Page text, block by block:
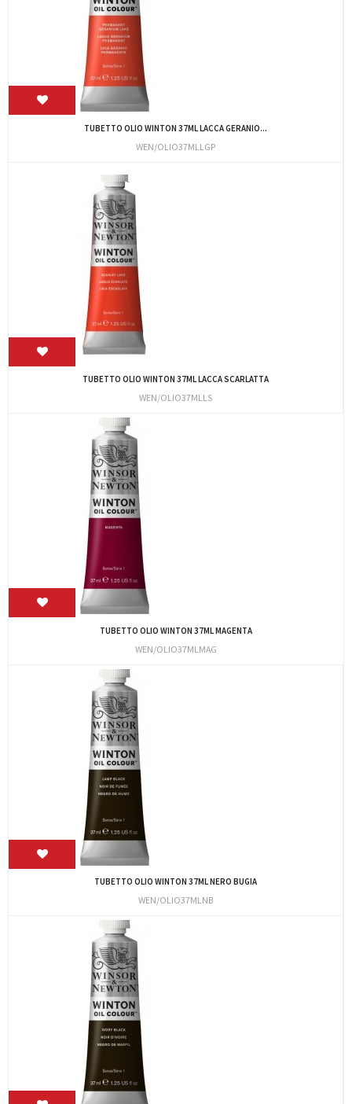
TUBETTO OLIO WINTON 37ML LACCA GERANIO...
WEN/OLIO37MLLGP
TUBETTO OLIO WINTON 37ML LACCA SCARLATTA
WEN/OLIO37MLLS
TUBETTO OLIO WINTON 37ML MAGENTA
WEN/OLIO37MLMAG
TUBETTO OLIO WINTON 37ML NERO BUGIA
WEN/OLIO37MLNB